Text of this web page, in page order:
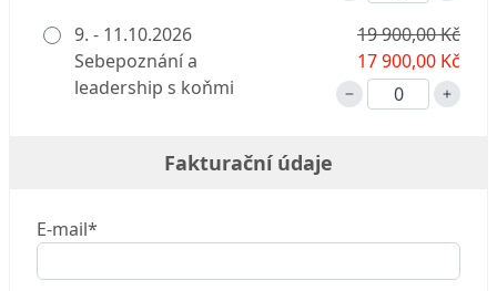
9. - 11.10.2026
Sebepoznání a
leadership s koňmi
19 900,00 Kč
17 900,00 Kč
Fakturační údaje
E-mail*